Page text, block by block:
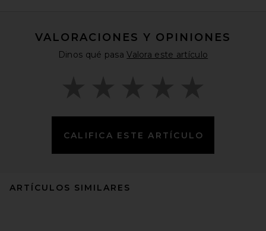
VALORACIONES Y OPINIONES
Dinos qué pasaValora este artículo
CALIFICA ESTE ARTÍCULO
ARTÍCULOS SIMILARES